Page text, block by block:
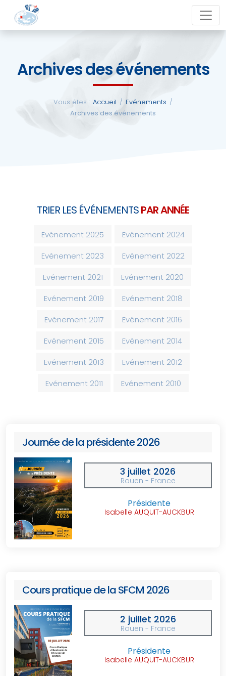
Archives des événements
Vous êtes : Accueil / Evénements /
Archives des événements
TRIER LES ÉVÉNEMENTSPAR ANNÉE
Evénement 2025
Evénement 2024
Evénement 2023
Evénement 2022
Evénement 2021
Evénement 2020
Evénement 2019
Evénement 2018
Evénement 2017
Evénement 2016
Evénement 2015
Evénement 2014
Evénement 2013
Evénement 2012
Evénement 2011
Evénement 2010
Journée de la présidente 2026
3 juillet 2026
Rouen - France
Présidente
Isabelle AUQUIT-AUCKBUR
Cours pratique de la SFCM 2026
2 juillet 2026
Rouen - France
Présidente
Isabelle AUQUIT-AUCKBUR
close
La